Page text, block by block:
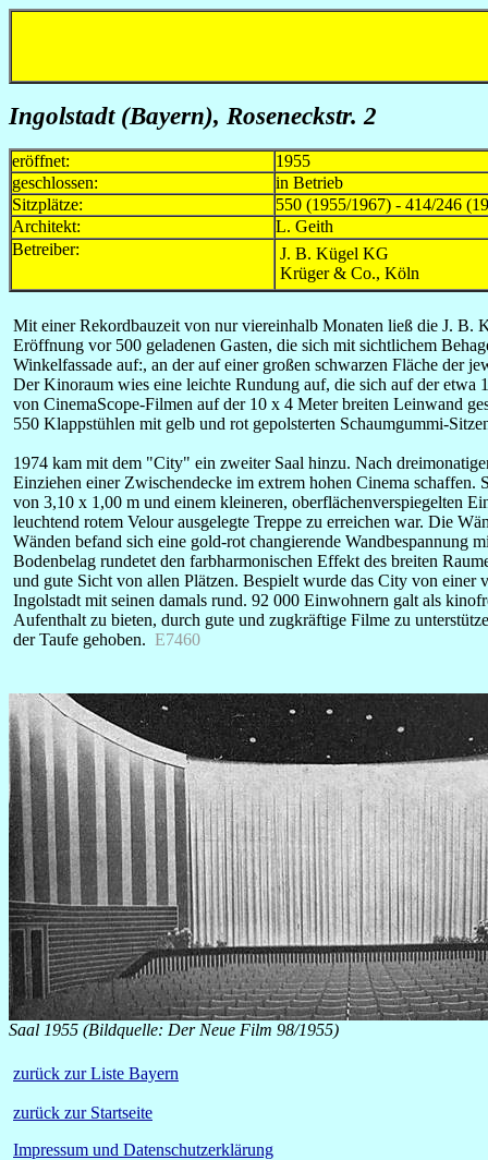
Ingolstadt (Bayern), Roseneckstr. 2
eröffnet:
1955
geschlossen:
in Betrieb
Sitzplätze:
550 (1955/1967) - 414/246
Architekt:
L. Geith
Betreiber:
J. B. Kügel KG
Krüger & Co., Köln
Mit einer Rekordbauzeit von nur viereinhalb Monaten ließ die J. B.
Eröffnung vor 500 geladenen Gasten, die sich mit sichtlichem
Winkelfassade auf:, an der auf einer großen schwarzen Fläche der
Der Kinoraum wies eine leichte Rundung auf, die sich auf der etwa
von CinemaScope-Filmen auf der 10 x 4 Meter breiten Leinwand
550 Klappstühlen mit gelb und rot gepolsterten Schaumgummi-
1974 kam mit dem "City" ein zweiter Saal hinzu. Nach
Einziehen einer Zwischendecke im extrem hohen Cinema
von 3,10 x 1,00 m und einem kleineren, oberflächenverspiegelten
leuchtend rotem Velour ausgelegte Treppe zu erreichen war. Die
Wänden befand sich eine gold-rot changierende
Bodenbelag rundetet den farbharmonischen Effekt des breiten
und gute Sicht von allen Plätzen. Bespielt wurde das City von
Ingolstadt mit seinen damals rund. 92 000 Einwohnern galt als
Aufenthalt zu bieten, durch gute und zugkräftige Filme zu
der Taufe gehoben. E7460
Saal 1955 (Bildquelle: Der Neue Film 98/1955)
zurück zur Liste Bayern
zurück zur Startseite
Impressum und Datenschutzerklärung